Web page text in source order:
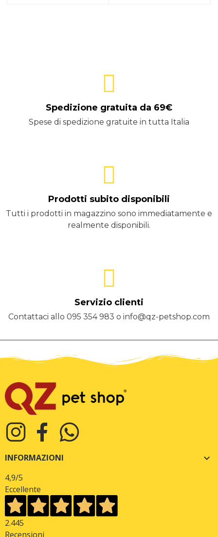
Spedizione gratuita da 69€
Spese di spedizione gratuite in tutta Italia
Prodotti subito disponibili
Tutti i prodotti in magazzino sono immediatamente e
realmente disponibili.
Servizio clienti
Contattaci allo 095 354 983 o info@qz-petshop.com
INFORMAZIONI 
4,9/5
Eccellente
2.445
Recensioni